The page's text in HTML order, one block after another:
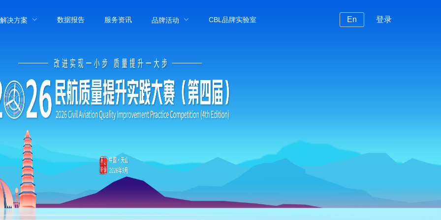
解决方案 数据报告 服务资讯 品牌活动 CBL品牌实验室 En 登录